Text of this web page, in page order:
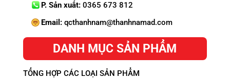
P. Sản xuất:0365 673 812
Email:qcthanhnam@thanhnamad.com
DANH MỤC SẢN PHẨM
TỔNG HỢP CÁC LOẠI SẢN PHẨM